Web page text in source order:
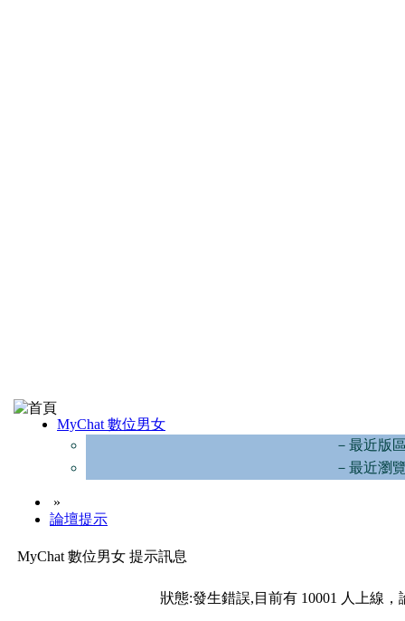
MyChat 數位男女
－最近版
－最近瀏
»
論壇提示
MyChat 數位男女 提示訊息
狀態:發生錯誤,目前有 10001 人上線